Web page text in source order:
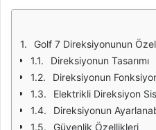
Golf 7 Direksiyonunun
Direksiyonun Tasarımı
Direksiyonun
Elektrikli Direksiyon
Direksiyonun
Güvenlik Özellikleri